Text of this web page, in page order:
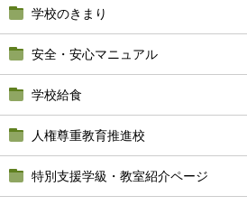
学校のきまり
安全・安心マニュアル
学校給食
人権尊重教育推進校
特別支援学級・教室紹介ページ